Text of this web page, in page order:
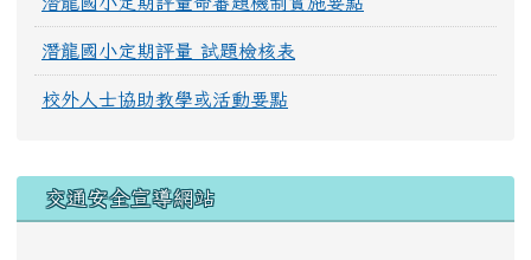
潛龍國小定期評量 試題檢核表
校外人士協助教學或活動要點
交通安全宣導網站